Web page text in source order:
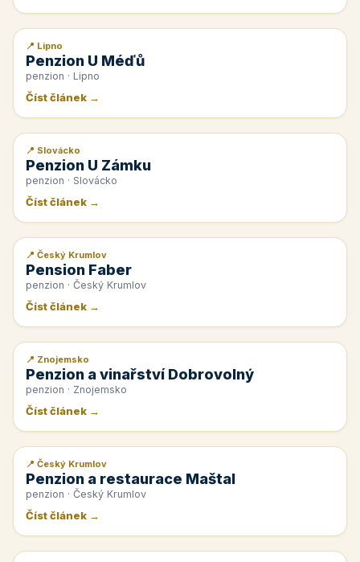
📰 PR článek
📍 Lipno
Penzion U Méďů
penzion · Lipno
Číst článek →
📰 PR článek
📍 Slovácko
Penzion U Zámku
penzion · Slovácko
Číst článek →
📰 PR článek
📍 Český Krumlov
Pension Faber
penzion · Český Krumlov
Číst článek →
📰 PR článek
📍 Znojemsko
Penzion a vinařství Dobrovolný
penzion · Znojemsko
Číst článek →
📰 PR článek
📍 Český Krumlov
Penzion a restaurace Maštal
penzion · Český Krumlov
Číst článek →